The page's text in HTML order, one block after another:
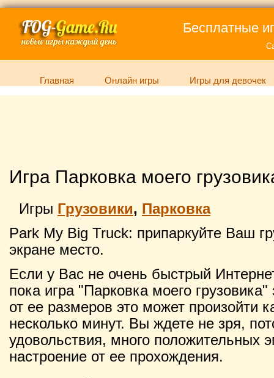
Бесплатные
Главная Онлайн игры Игры для девочек
Игра Парковка моего
Игры Грузовики, Парковка
Park My Big Truck: припаркуйте Ваш
экране место.
Если у Вас не очень быстрый
пока игра "Парковка моего грузовика"
от ее размеров это может произойти
несколько минут. Вы ждете не зря,
удовольствия, много положительных
настроение от ее прохождения.